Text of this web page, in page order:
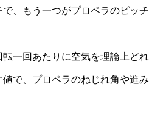
、もう一つがプロペラのピッチ
一回あたりに空気を理論上どれ
で、プロペラのねじれ角や進み